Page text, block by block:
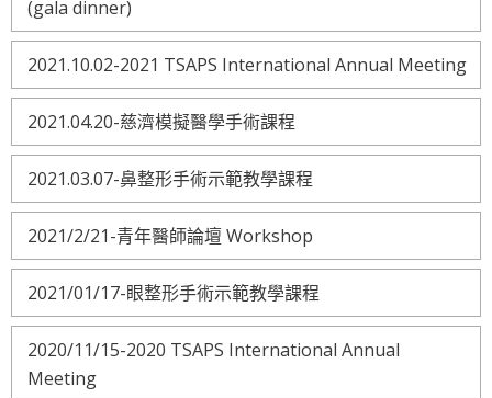
(gala dinner)
2021.10.02-2021 TSAPS International Annual Meeting
2021.04.20-慈濟模擬醫學手術課程
2021.03.07-鼻整形手術示範教學課程
2021/2/21-青年醫師論壇 Workshop
2021/01/17-眼整形手術示範教學課程
2020/11/15-2020 TSAPS International Annual
Meeting